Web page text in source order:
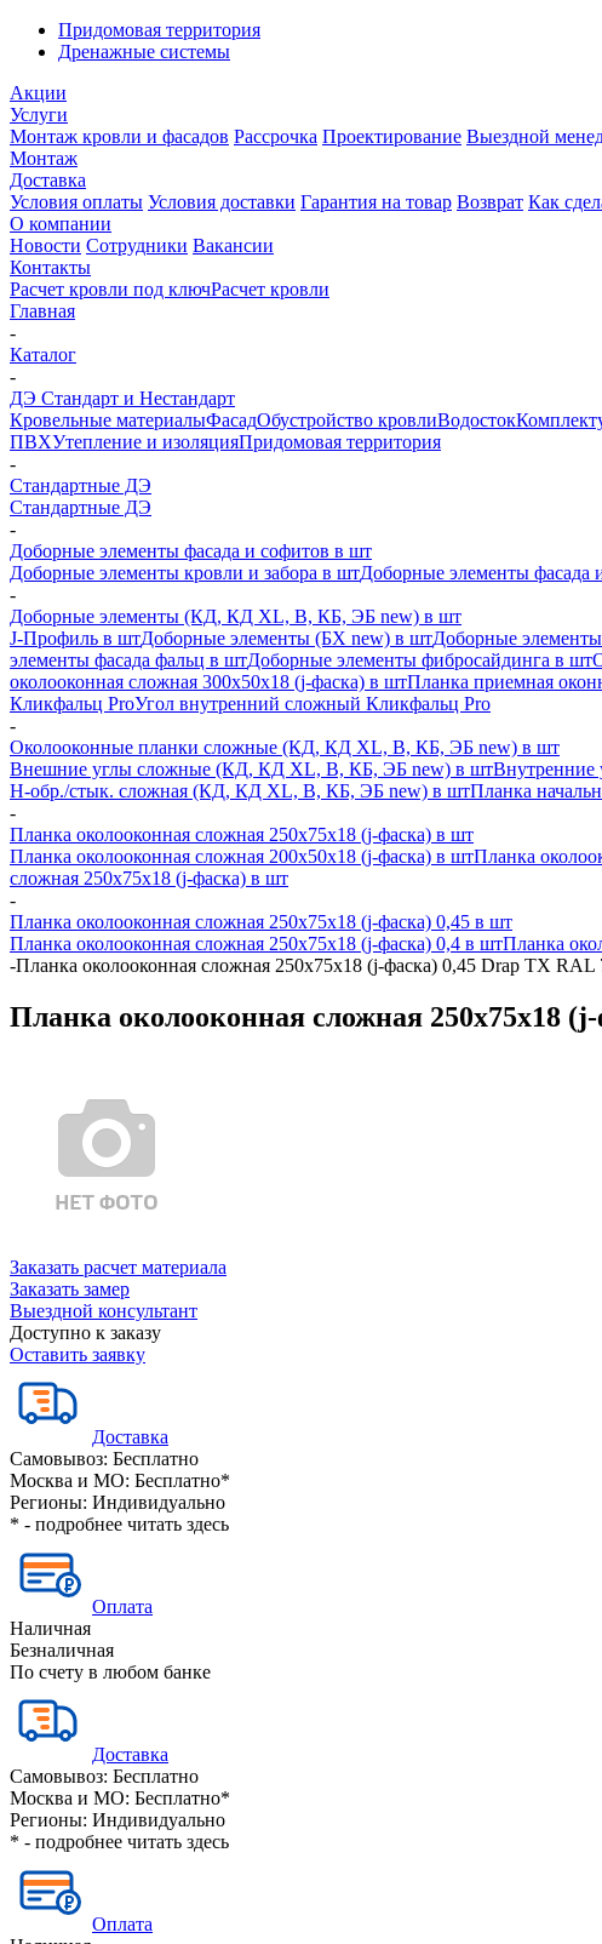
Придомовая территория
Дренажные системы
Акции
Услуги
Монтаж кровли и фасадов Рассрочка Проектирование Выездной
Монтаж
Доставка
Условия оплаты Условия доставки Гарантия на товар Возврат Как
О компании
Новости Сотрудники Вакансии
Контакты
Расчет кровли под ключРасчет кровли
Главная
-
Каталог
-
ДЭ Стандарт и Нестандарт
Кровельные материалыФасадОбустройство кровлиВодосток
ПВХУтепление и изоляцияПридомовая территория
-
Стандартные ДЭ
Стандартные ДЭ
-
Доборные элементы фасада и софитов в шт
Доборные элементы кровли и забора в штДоборные элементы фасада
-
Доборные элементы (КД, КД XL, В, КБ, ЭБ new) в шт
J-Профиль в штДоборные элементы (БХ new) в штДоборные
элементы фасада фальц в штДоборные элементы фибросайдинга в шт
околооконная сложная 300х50х18 (j-фаска) в штПланка приемная
Кликфальц ProУгол внутренний сложный Кликфальц Pro
-
Околооконные планки сложные (КД, КД XL, В, КБ, ЭБ new) в шт
Внешние углы сложные (КД, КД XL, В, КБ, ЭБ new) в шт
H-обр./стык. сложная (КД, КД XL, В, КБ, ЭБ new) в штПланка
-
Планка околооконная сложная 250х75х18 (j-фаска) в шт
Планка околооконная сложная 200х50х18 (j-фаска) в штПланка
сложная 250х75х18 (j-фаска) в шт
-
Планка околооконная сложная 250х75х18 (j-фаска) 0,45 в шт
Планка околооконная сложная 250х75х18 (j-фаска) 0,4 в штПланка
-Планка околооконная сложная 250х75х18 (j-фаска) 0,45 Drap TX
Планка околооконная сложная 250х75х18
Заказать расчет материала
Заказать замер
Выездной консультант
Доступно к заказу
Оставить заявку
Доставка
Самовывоз: Бесплатно
Москва и МО: Бесплатно*
Регионы: Индивидуально
* - подробнее читать здесь
Оплата
Наличная
Безналичная
По счету в любом банке
Доставка
Самовывоз: Бесплатно
Москва и МО: Бесплатно*
Регионы: Индивидуально
* - подробнее читать здесь
Оплата